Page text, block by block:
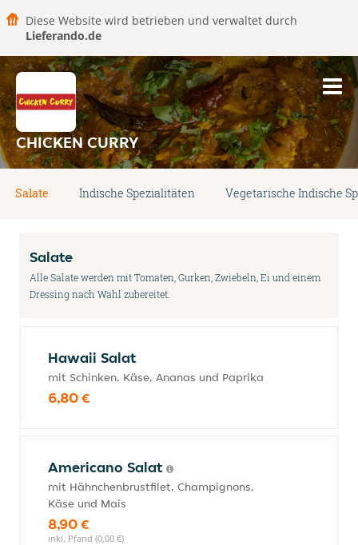
Diese Website wird betrieben und verwaltet durch
Lieferando.de
CHICKEN CURRY
Salate Indische Spezialitäten Vegetarische Indische
Salate
Alle Salate werden mit Tomaten, Gurken, Zwiebeln, Ei und einem
Dressing nach Wahl zubereitet.
Hawaii Salat
mit Schinken, Käse, Ananas und Paprika
6,80 €
Americano Salat
mit Hähnchenbrustfilet, Champignons,
Käse und Mais
8,90 €
inkl. Pfand (0,00 €)